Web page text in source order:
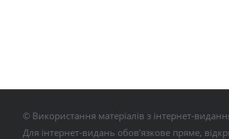
© Використання матеріалів з інтернет-
Для інтернет-видань обов’язкове пряме,